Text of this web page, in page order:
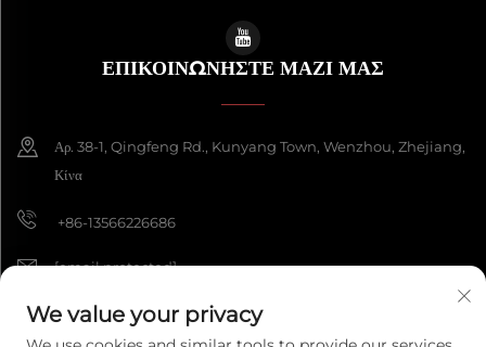
ΕΠΙΚΟΙΝΩΝΉΣΤΕ ΜΑΖΊ ΜΑΣ
Αρ. 38-1, Qingfeng Rd., Kunyang Town, Wenzhou, Zhejiang,
Κίνα
+86-13566226686
[email protected]
We value your privacy